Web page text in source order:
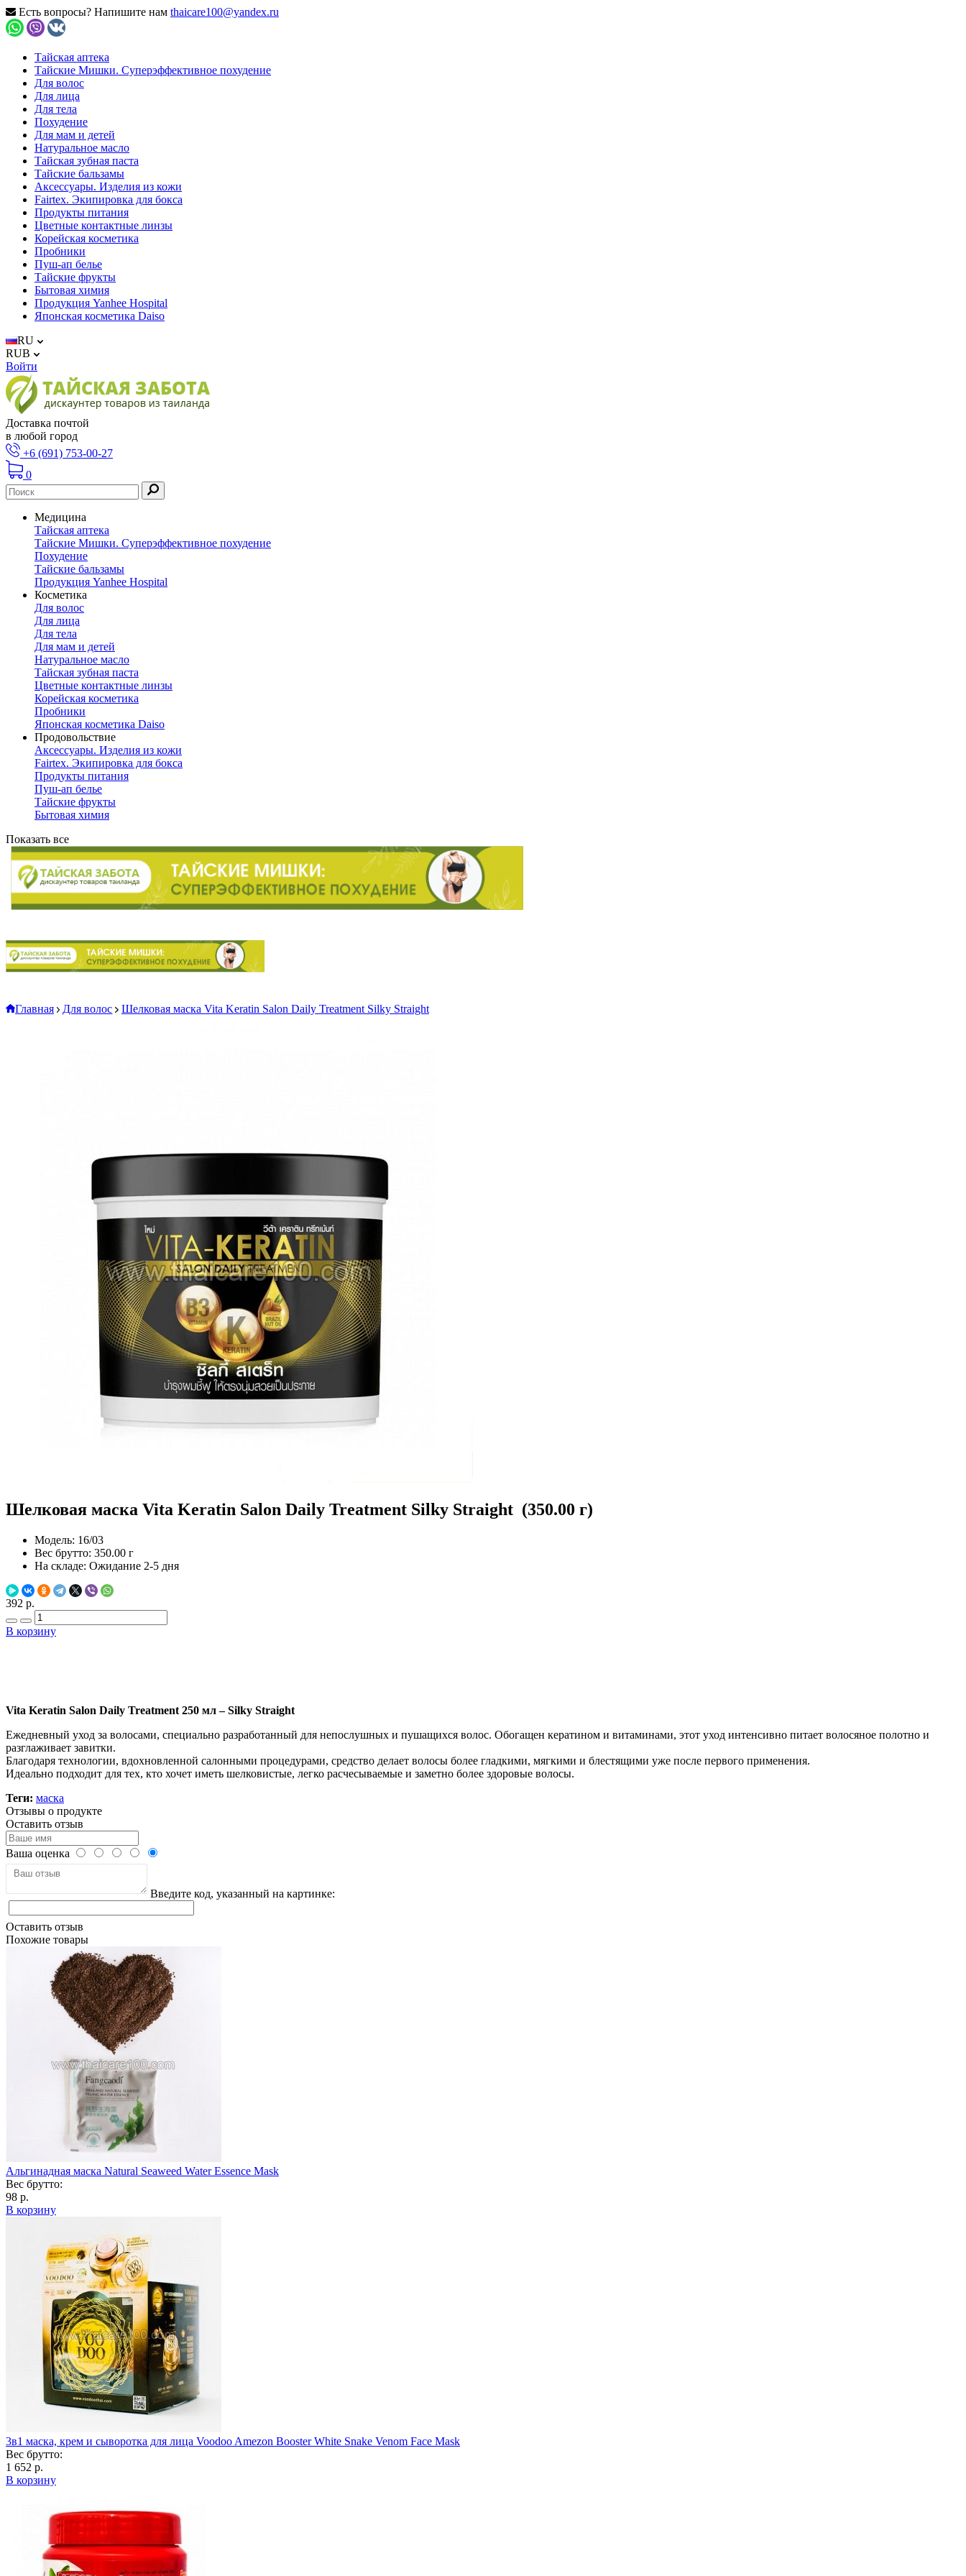
Есть вопросы? Напишите нам thaicare100@yandex.ru
Тайская аптека
Тайские Мишки. Суперэффективное похудение
Для волос
Для лица
Для тела
Похудение
Для мам и детей
Натуральное масло
Тайская зубная паста
Тайские бальзамы
Аксессуары. Изделия из кожи
Fairtex. Экипировка для бокса
Продукты питания
Цветные контактные линзы
Корейская косметика
Пробники
Пуш-ап белье
Тайские фрукты
Бытовая химия
Продукция Yanhee Hospital
Японская косметика Daiso
RU
RUB
Войти
Доставка почтой
в любой город
+6 (691) 753-00-27
0
Медицина
Тайская аптека
Тайские Мишки. Суперэффективное похудение
Похудение
Тайские бальзамы
Продукция Yanhee Hospital
Косметика
Для волос
Для лица
Для тела
Для мам и детей
Натуральное масло
Тайская зубная паста
Цветные контактные линзы
Корейская косметика
Пробники
Японская косметика Daiso
Продовольствие
Аксессуары. Изделия из кожи
Fairtex. Экипировка для бокса
Продукты питания
Пуш-ап белье
Тайские фрукты
Бытовая химия
Показать все
Главная Для волос Шелковая маска Vita Keratin Salon Daily Treatment Silky Straight
Шелковая маска Vita Keratin Salon Daily Treatment Silky Straight (350.00 г)
Модель: 16/03
Вес брутто: 350.00 г
На складе: Ожидание 2-5 дня
392 р.
В корзину
Vita Keratin Salon Daily Treatment 250 мл – Silky Straight
Ежедневный уход за волосами, специально разработанный для непослушных и пушащихся волос. Обогащен кератином и витаминами, этот уход интенсивно питает волосяное полотно и
разглаживает завитки.
Благодаря технологии, вдохновленной салонными процедурами, средство делает волосы более гладкими, мягкими и блестящими уже после первого применения.
Идеально подходит для тех, кто хочет иметь шелковистые, легко расчесываемые и заметно более здоровые волосы.
Теги: маска
Отзывы о продукте
Оставить отзыв
Ваша оценка
Введите код, указанный на картинке:
Оставить отзыв
Похожие товары
Альгинадная маска Natural Seaweed Water Essence Mask
Вес брутто:
98 р.
В корзину
3в1 маска, крем и сыворотка для лица Voodoo Amezon Booster White Snake Venom Face Mask
Вес брутто:
1 652 р.
В корзину